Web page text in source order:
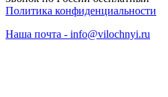
Политика конфиденциальности
Наша почта - info@vilochnyi.ru